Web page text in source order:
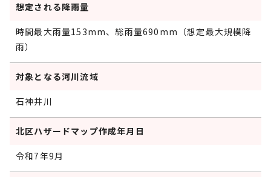
想定される降雨量
時間最大雨量153mm、総雨量690mm（想定最大規模降
雨）
対象となる河川流域
石神井川
北区ハザードマップ作成年月日
令和7年9月